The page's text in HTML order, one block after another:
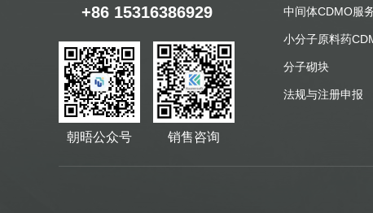
+86 15316386929
朝晤公众号 销售咨询
中间体CDMO服
小分子原料药
分子砌块
法规与注册申报